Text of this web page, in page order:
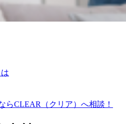
らCLEAR（クリア）へ相談！